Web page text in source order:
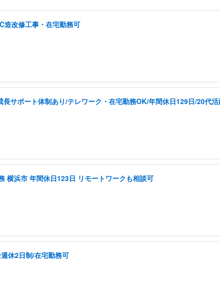
造改修工事・在宅勤務可
サポート体制あり/テレワーク・在宅勤務OK/年間休日129日/20代
横浜市 年間休日123日 リモートワークも相談可
休2日制/在宅勤務可